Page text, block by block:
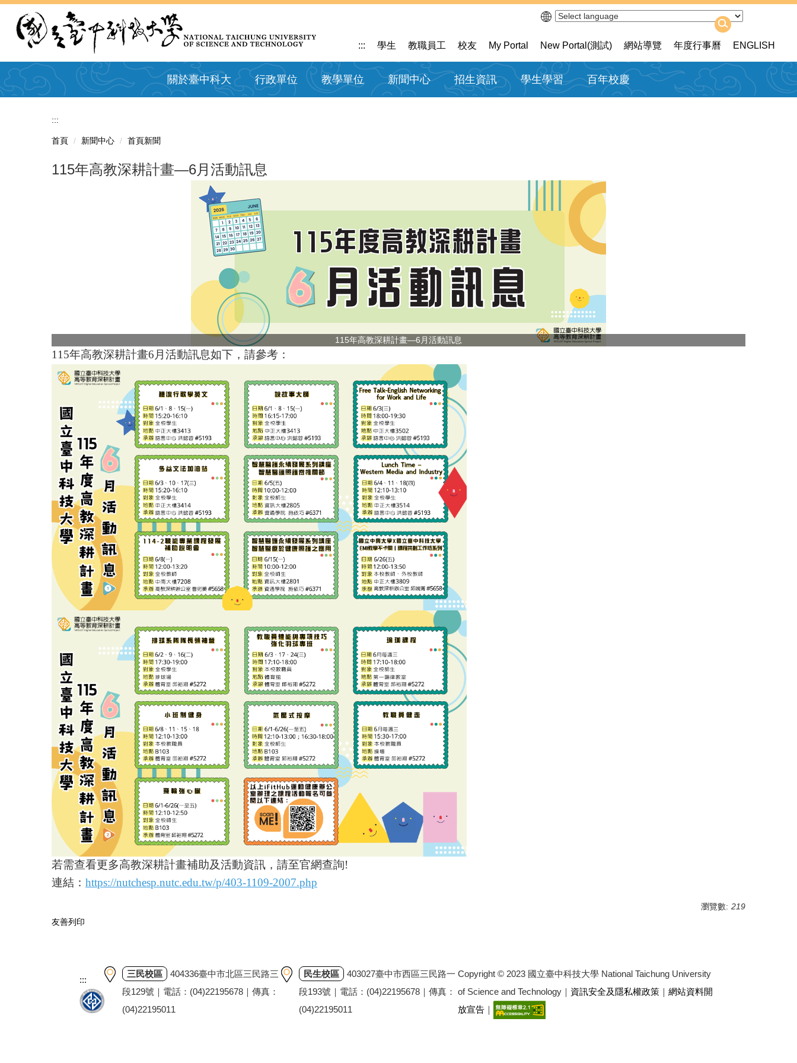
容
區
關於臺中科大 行政單位 教學單位 新聞中心 招生資訊 學生學習 百年校慶
::: 學生 教職員工 校友 My Portal New Portal(測試) 網站導覽 年度行事曆 ENGLISH
:::
首頁 新聞中心 首頁新聞
115年高教深耕計畫—6月活動訊息
115年高教深耕計畫—6月活動訊息
115年高教深耕計畫6月活動訊息如下，請參考：
若需查看更多高教深耕計畫補助及活動資訊，請至官網查詢!
連結： https://nutchesp.nutc.edu.tw/p/403-1109-2007.php
瀏覽數: 219
友善列印
:::
三民校區
404336臺中市北區三民路三
段129號｜電話：(04)22195678｜傳真：
(04)22195011
民生校區
403027臺中市西區三民路一
段193號｜電話：(04)22195678｜傳真：
(04)22195011
Copyright © 2023 國立臺中科技大學 National Taichung University
of Science and Technology｜ 資訊安全及隱私權政策｜ 網站資料開
放宣告｜